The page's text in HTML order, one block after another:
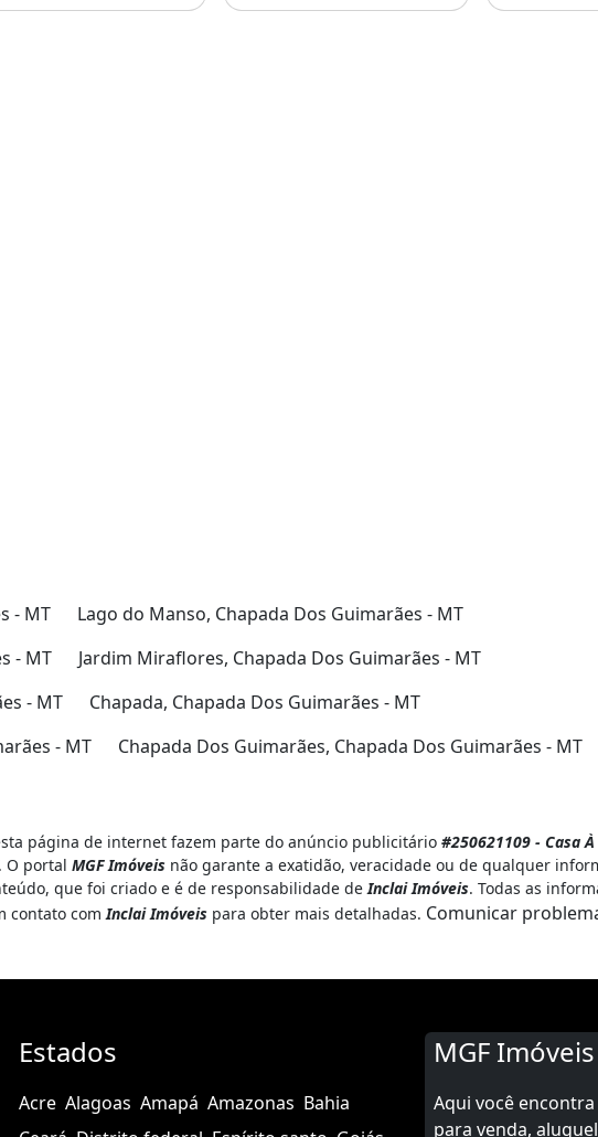
- MT
Lago do Manso, Chapada Dos Guimarães - MT
- MT
Jardim Miraflores, Chapada Dos Guimarães - MT
- MT
Chapada, Chapada Dos Guimarães - MT
- MT
Chapada Dos Guimarães, Chapada Dos Guimarães - MT
página de internet fazem parte do anúncio publicitário #250621109 - Casa
O portal MGF Imóveis não garante a exatidão, veracidade ou de qualquer
que foi criado e é de responsabilidade de Inclai Imóveis. Todas as
contato com Inclai Imóveis para obter mais detalhadas. Comunicar
Estados
Acre Alagoas Amapá Amazonas Bahia
MGF Imóveis
Aqui você
para venda,